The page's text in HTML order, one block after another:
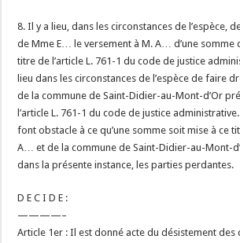
8. Il y a lieu, dans les circonstances de l’espèce,
de Mme E… le versement à M. A… d’une somme
titre de l’article L. 761-1 du code de justice
lieu dans les circonstances de l’espèce de faire
de la commune de Saint-Didier-au-Mont-d’Or
l’article L. 761-1 du code de justice
font obstacle à ce qu’une somme soit mise à ce
A… et de la commune de Saint-Didier-au-Mont-
dans la présente instance, les parties perdantes.
D E C I D E :
————–
Article 1er : Il est donné acte du désistement des